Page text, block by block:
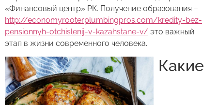
«Финансовый центр» РК. Получение образования –
http://economyrooterplumbingpros.com/kredity-bez-
pensionnyh-otchislenij-v-kazahstane-v/ это важный
этап в жизни современного человека.
Какие